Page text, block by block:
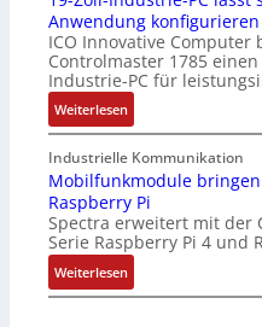
Anwendung konfigurieren
ICO Innovative Computer
Controlmaster 1785
Industrie-PC für
Weiterlesen:
1
9
-
Z
o
l
l
-
Industrielle Kommunikation
Mobilfunkmodule
Raspberry Pi
Spectra erweitert mit der
Serie Raspberry Pi 4 und
Weiterlesen:
M